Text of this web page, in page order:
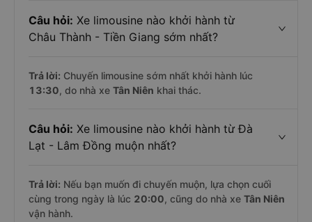
Câu hỏi: Xe limousine nào khởi hành từ
Châu Thành - Tiền Giang sớm nhất?
Trả lời: Chuyến limousine sớm nhất khởi hành lúc
13:30, do nhà xe Tân Niên khai thác.
Câu hỏi: Xe limousine nào khởi hành từ Đà
Lạt - Lâm Đồng muộn nhất?
Trả lời: Nếu bạn muốn đi chuyến muộn, lựa chọn cuối
cùng trong ngày là lúc 20:00, cũng do nhà xe Tân Niên
vận hành.